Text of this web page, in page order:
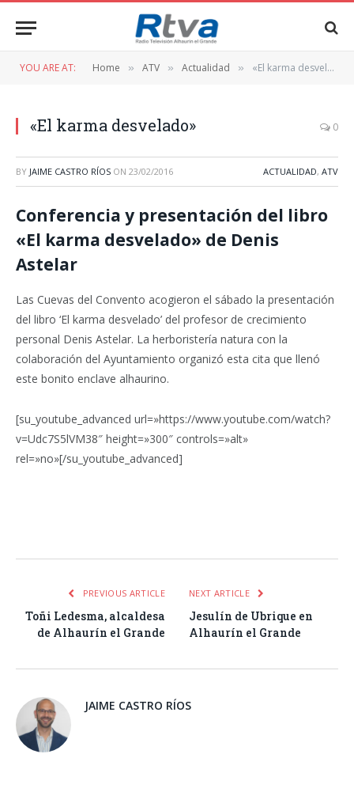
YOU ARE AT: Home » ATV » Actualidad » «El karma desvelado»
«El karma desvelado» 0
BY JAIME CASTRO RÍOS ON 23/02/2016 ACTUALIDAD, ATV
Conferencia y presentación del libro
«El karma desvelado» de Denis
Astelar
Las Cuevas del Convento acogieron el sábado la presentación
del libro ‘El karma desvelado’ del profesor de crecimiento
personal Denis Astelar. La herboristería natura con la
colaboración del Ayuntamiento organizó esta cita que llenó
este bonito enclave alhaurino.
[su_youtube_advanced url=»https://www.youtube.com/watch?
v=Udc7S5lVM38″ height=»300″ controls=»alt»
rel=»no»[/su_youtube_advanced]
PREVIOUS ARTICLE
Toñi Ledesma, alcaldesa
de Alhaurín el Grande
NEXT ARTICLE
Jesulín de Ubrique en
Alhaurín el Grande
JAIME CASTRO RÍOS